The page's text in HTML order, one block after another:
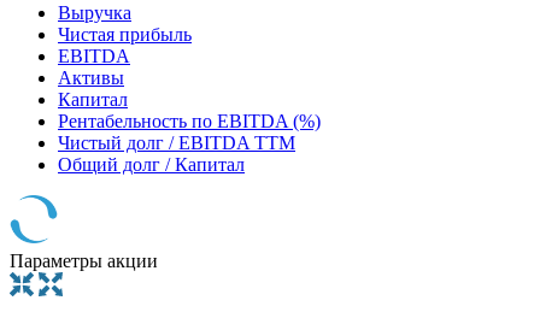
Выручка
Чистая прибыль
EBITDA
Активы
Капитал
Рентабельность по EBITDA (%)
Чистый долг / EBITDA TTM
Общий долг / Капитал
Параметры акции